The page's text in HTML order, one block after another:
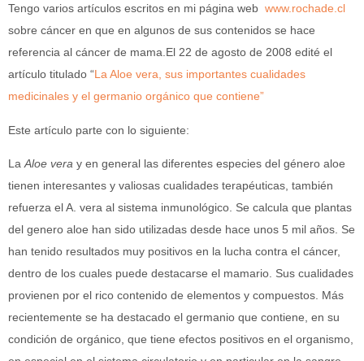
Tengo varios artículos escritos en mi página web www.rochade.cl
sobre cáncer en que en algunos de sus contenidos se hace
referencia al cáncer de mama.El 22 de agosto de 2008 edité el
artículo titulado “La Aloe vera, sus importantes cualidades
medicinales y el germanio orgánico que contiene”
Este artículo parte con lo siguiente:
La Aloe vera y en general las diferentes especies del género aloe
tienen interesantes y valiosas cualidades terapéuticas, también
refuerza el A. vera al sistema inmunológico. Se calcula que plantas
del genero aloe han sido utilizadas desde hace unos 5 mil años. Se
han tenido resultados muy positivos en la lucha contra el cáncer,
dentro de los cuales puede destacarse el mamario. Sus cualidades
provienen por el rico contenido de elementos y compuestos. Más
recientemente se ha destacado el germanio que contiene, en su
condición de orgánico, que tiene efectos positivos en el organismo,